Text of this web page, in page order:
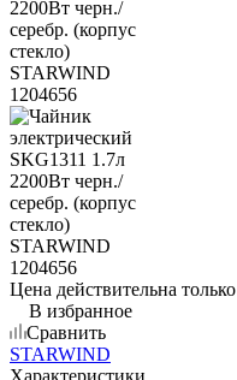
Цена действительна
В избранное
Сравнить
STARWIND
Характеристики